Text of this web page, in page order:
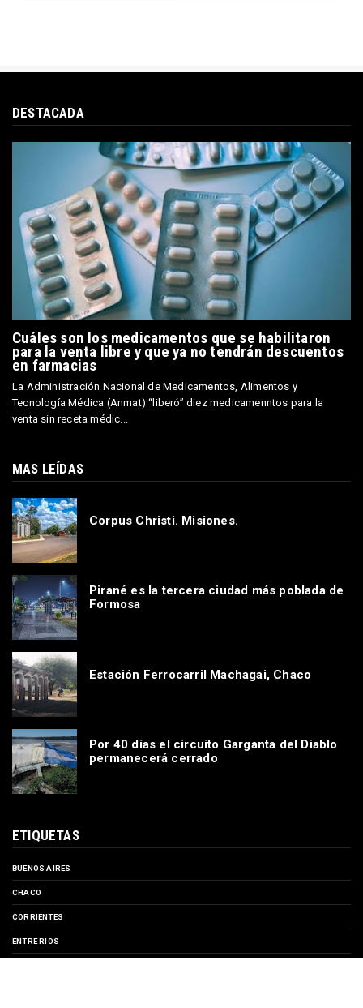
DESTACADA
Cuáles son los medicamentos que se habilitaron
para la venta libre y que ya no tendrán descuentos
en farmacias
La Administración Nacional de Medicamentos, Alimentos y
Tecnología Médica (Anmat) “liberó” diez medicamenntos para la
venta sin receta médic...
MAS LEÍDAS
Corpus Christi. Misiones.
Pirané es la tercera ciudad más poblada de
Formosa
Estación Ferrocarril Machagai, Chaco
Por 40 días el circuito Garganta del Diablo
permanecerá cerrado
ETIQUETAS
BUENOS AIRES
CHACO
CORRIENTES
ENTRE RIOS